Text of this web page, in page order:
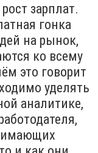
зарплат.
гонка
на рынок,
ко всему
это говорит
уделять
аналитике,